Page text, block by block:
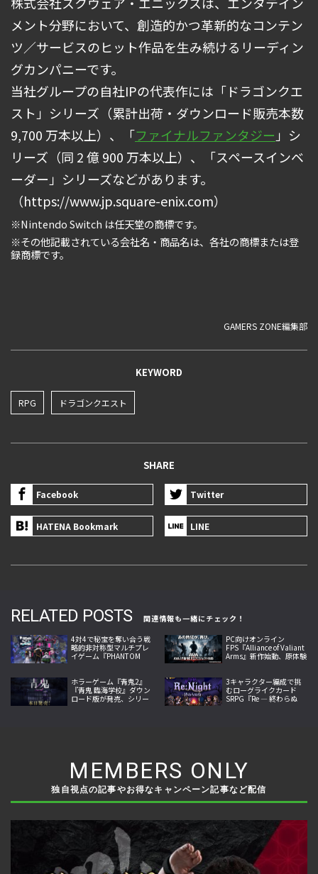
メント分野において、創造的かつ⾰新的なコンテン
ツ／サービスのヒット作品を⽣み続けるリーディン
グカンパニーです。
当社グループの⾃社IPの代表作には「ドラゴンクエ
スト」シリーズ（累計出荷・ダウンロード販売本数
9,700 万本以上）、「ファイナルファンタジー」シ
リーズ（同 2 億 900 万本以上）、「スペースインベ
ーダー」シリーズなどがあります。
（https://www.jp.square-enix.com）
※Nintendo Switch は任天堂の商標です。
※その他記載されている会社名・商品名は、各社の商標または登
録商標です。
GAMERS ZONE編集部
KEYWORD
RPG ドラゴンクエスト
SHARE
Facebook Twitter
HATENA Bookmark LINE
RELATED POSTS
関連情報も一緒にチェック！
4対4で秘宝を奪い合う戦
略的非対称型マルチプレ
イゲーム『PHANTOM
PC向けオンライン
FPS『Alliance of Valiant
Arms』新作始動、原体験
ホラーゲーム『青鬼2』
『青鬼 臨海学校』ダウン
ロード版が発売、シリー
3キャラクター編成で挑
むローグライクカード
SRPG『Re ― 終わらぬ
MEMBERS ONLY
独自視点の記事やお得なキャンペーン記事など配信